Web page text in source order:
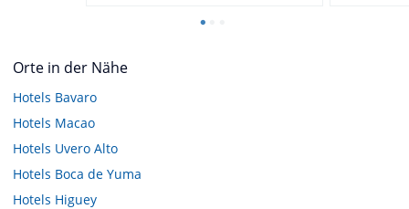
Orte in der Nähe
Hotels Bavaro
Hotels Macao
Hotels Uvero Alto
Hotels Boca de Yuma
Hotels Higuey